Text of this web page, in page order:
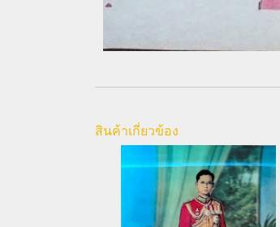
สินค้าเกี่ยวข้อง